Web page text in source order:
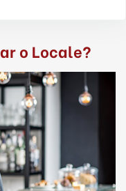
o Locale?